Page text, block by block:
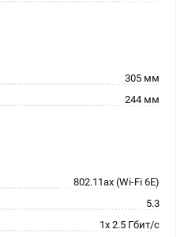
305 мм
244 мм
802.11ax (Wi-Fi 6E)
5.3
1x 2.5 Гбит/с